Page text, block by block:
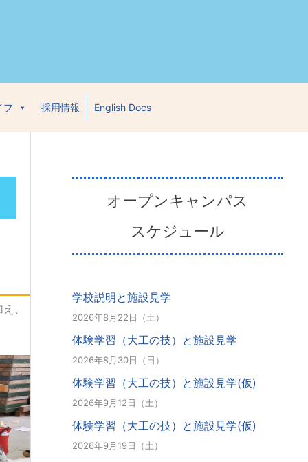
フ 採用情報 English Docs
、
オープンキャンパス
スケジュール
学校説明と施設見学
2026年8月22日（土）
体験学習（大工の技）と施設見学
2026年8月30日（日）
体験学習（大工の技）と施設見学(仮)
2026年9月12日（土）
体験学習（大工の技）と施設見学(仮)
2026年9月19日（土）